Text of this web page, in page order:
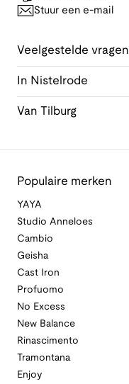
Stuur een e-mail
Veelgestelde vragen
In Nistelrode
Van Tilburg
Populaire merken
YAYA
Studio Anneloes
Cambio
Geisha
Cast Iron
Profuomo
No Excess
New Balance
Rinascimento
Tramontana
Enjoy